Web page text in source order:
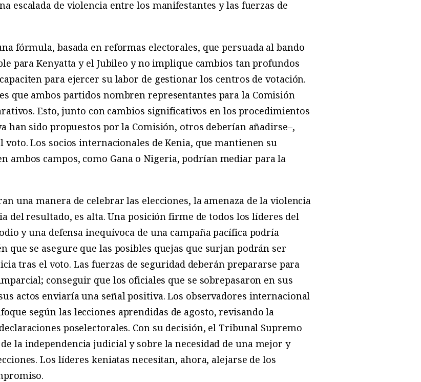
escalada de violencia entre los manifestantes y las fuerzas de
fórmula, basada en reformas electorales, que persuada al bando
para Kenyatta y el Jubileo y no implique cambios tan profundos
para ejercer su labor de gestionar los centros de votación.
que ambos partidos nombren representantes para la Comisión
Esto, junto con cambios significativos en los procedimientos
han sido propuestos por la Comisión, otros deberían añadirse–,
Los socios internacionales de Kenia, que mantienen su
ambos campos, como Gana o Nigeria, podrían mediar para la
una manera de celebrar las elecciones, la amenaza de la violencia
del resultado, es alta. Una posición firme de todos los líderes del
y una defensa inequívoca de una campaña pacífica podría
que se asegure que las posibles quejas que surjan podrán ser
tras el voto. Las fuerzas de seguridad deberán prepararse para
conseguir que los oficiales que se sobrepasaron en sus
actos enviaría una señal positiva. Los observadores internacional
según las lecciones aprendidas de agosto, revisando la
poselectorales. Con su decisión, el Tribunal Supremo
la independencia judicial y sobre la necesidad de una mejor y
Los líderes keniatas necesitan, ahora, alejarse de los